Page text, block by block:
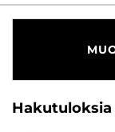
Hakutuloksia